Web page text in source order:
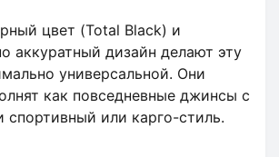
цвет (Total Black) и
аккуратный дизайн делают эту
универсальной. Они
как повседневные джинсы с
спортивный или карго-стиль.